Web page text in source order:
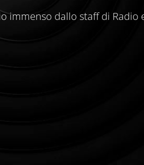
immenso dallo staff di Radio